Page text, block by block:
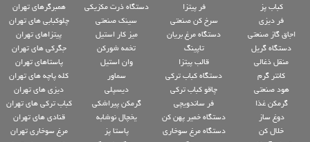
کباب پز
فر دیزی
اجاق گاز صنعتی
دستگاه گریل
منقل ذغالی
کانتر گرم
هود صنعتی
گرمکن غذا
دوغ ساز
خلال کن
فر پیتزا
سرخ کن صنعتی
دستگاه مرغ بریان
تاپینگ
قالب پیتزا
دستگاه کباب ترکی
چاقو کباب ترکی
فر ساندویچی
دستگاه خمیر پهن کن
دستگاه مرغ سوخاری
دستگاه ذرت مکزیکی
سینک صنعتی
میز کار استیل
تخمه شورکن
وان استیل
سماور
دیسپلی
گرمکن پیراشکی
یخچال نوشابه
پاستا پز
همبرگرهای تهران
چلوکبابی های تهران
پیتزاهای تهران
جگرکی های تهران
پاستاهای تهران
کله پاچه های تهران
دیزی های تهران
کباب ترکی های تهران
قنادی های تهران
مرغ سوخاری تهران